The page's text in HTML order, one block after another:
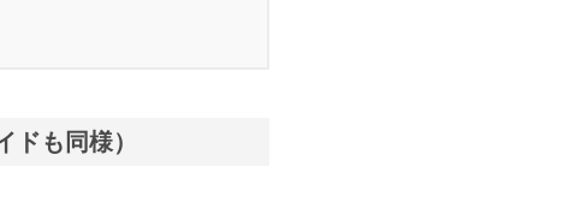
も同様）